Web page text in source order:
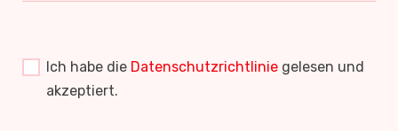
Ich habe die Datenschutzrichtlinie gelesen und
akzeptiert.